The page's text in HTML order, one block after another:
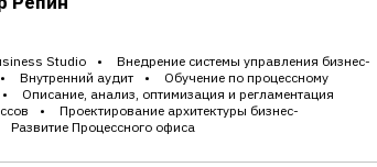
Studio
Внедрение системы управления бизнес-
Внутренний аудит
Обучение по процессному
Описание, анализ, оптимизация и регламентация
Проектирование архитектуры бизнес-
Развитие Процессного офиса